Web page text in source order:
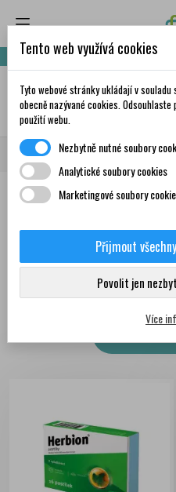
Nakupte za 999,- Kč a
Domů Trápí mě Kašel Vlhký
Produkty
Zobrazení 13-24 z 107
položek
Tento web využívá cookies
Tyto webové stránky ukládají v
obecně nazývané cookies.
použití webu.
Nezbytně nutné soubory
Analytické soubory cookies
Marketingové soubory
Přijmout
Povolit jen
Více